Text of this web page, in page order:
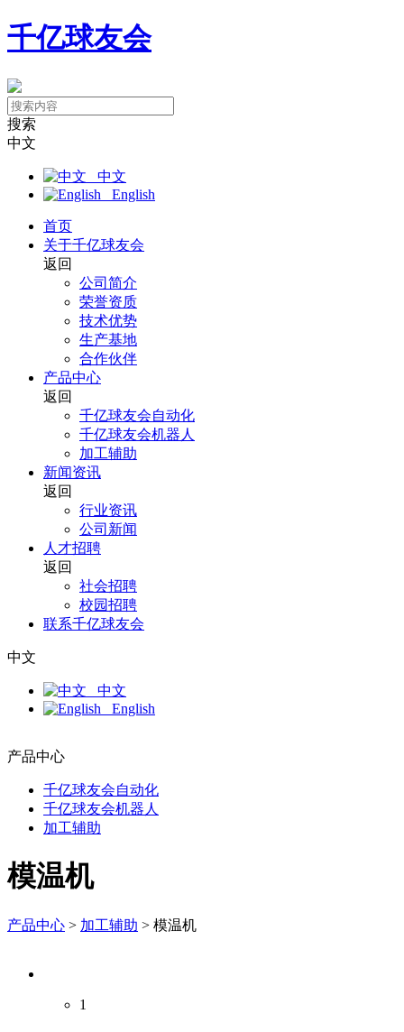
千亿球友会
搜索
中文
中文
English
首页
关于千亿球友会
返回
公司简介
荣誉资质
技术优势
生产基地
合作伙伴
产品中心
返回
千亿球友会自动化
千亿球友会机器人
加工辅助
新闻资讯
返回
行业资讯
公司新闻
人才招聘
返回
社会招聘
校园招聘
联系千亿球友会
中文
中文
English
产品中心
千亿球友会自动化
千亿球友会机器人
加工辅助
模温机
产品中心 > 加工辅助 > 模温机
1